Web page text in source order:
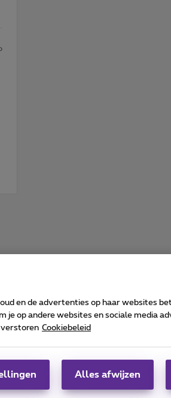
Carrier & Wholesale Solutions
Proximus Group
| Telindus
en de advertenties op haar websites
op andere websites en sociale media
verstoren Cookiebeleid
Alles afwijzen